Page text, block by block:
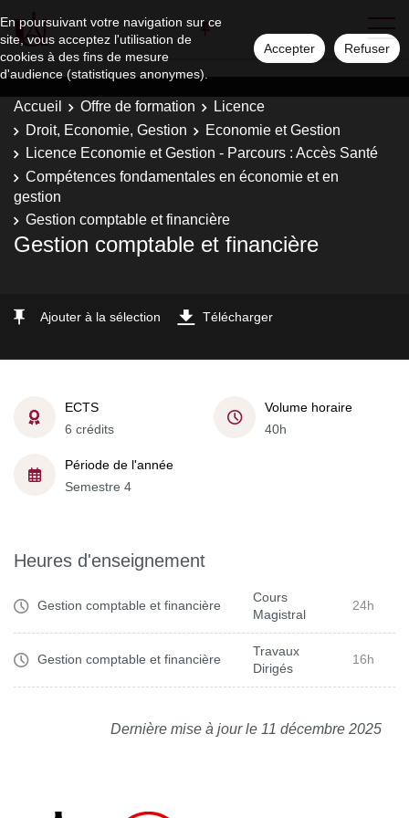
En poursuivant votre navigation sur ce
site, vous acceptez l'utilisation de
cookies à des fins de mesure
d'audience (statistiques anonymes).
Accepter Refuser
Accueil Offre de formation
Licence
Droit, Economie, Gestion
Economie et Gestion
Licence Economie et Gestion - Parcours : Accès Santé
Compétences fondamentales en économie et en
gestion
Gestion comptable et financière
Gestion comptable et financière
Ajouter à la sélection Télécharger
ECTS
6 crédits
Volume horaire
40h
Période de l'année
Semestre 4
Heures d'enseignement
Gestion comptable et financière
Cours
Magistral
24h
Gestion comptable et financière
Travaux
Dirigés
16h
Dernière mise à jour le 11 décembre 2025